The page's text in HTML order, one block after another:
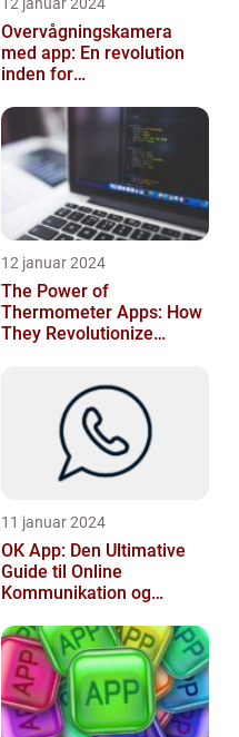
Overvågningskamera
med app: En revolution
inden for
12 januar 2024
The Power of
Thermometer Apps: How
They Revolutionize
11 januar 2024
OK App: Den Ultimative
Guide til Online
Kommunikation og